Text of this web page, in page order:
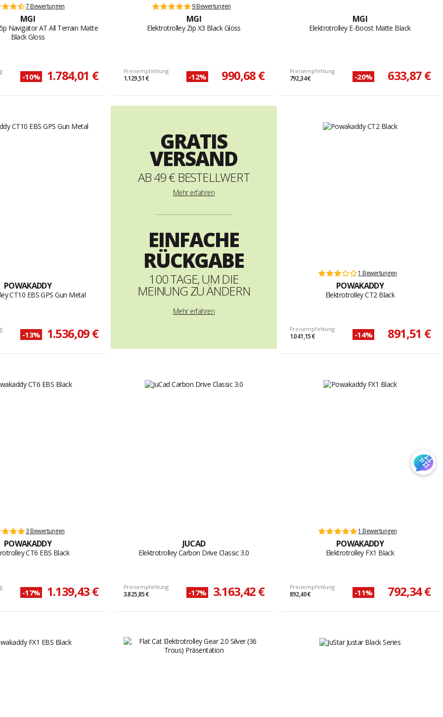
7 Bewertungen
MGI
Navigator AT All Terrain Matte
Black Gloss
-10% 1.784,01 €
9 Bewertungen
MGI
Elektrotrolley Zip X3 Black Gloss
Preisempfehlung
1.129,51 € -12% 990,68 €
MGI
Elektrotrolley E-Boost Matte Black
Preisempfehlung
792,34 € -20% 633,87 €
POWAKADDY
CT10 EBS GPS Gun Metal
-13% 1.536,09 €
GRATIS
VERSAND
AB 49 € BESTELLWERT
Mehr erfahren
--------------------------------------------------------------------
EINFACHE
RÜCKGABE
100 TAGE, UM DIE
MEINUNG ZU ÄNDERN
Mehr erfahren
1 Bewertungen
POWAKADDY
Elektrotrolley CT2 Black
Preisempfehlung
1.041,15 € -14% 891,51 €
3 Bewertungen
POWAKADDY
CT6 EBS Black
-17% 1.139,43 €
JUCAD
Elektrotrolley Carbon Drive Classic 3.0
Preisempfehlung
3.825,85 € -17% 3.163,42 €
1 Bewertungen
POWAKADDY
Elektrotrolley FX1 Black
Preisempfehlung
892,40 € -11% 792,34 €